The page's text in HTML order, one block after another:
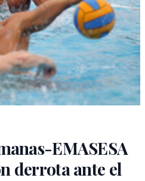
EMASESA
derrota ante el